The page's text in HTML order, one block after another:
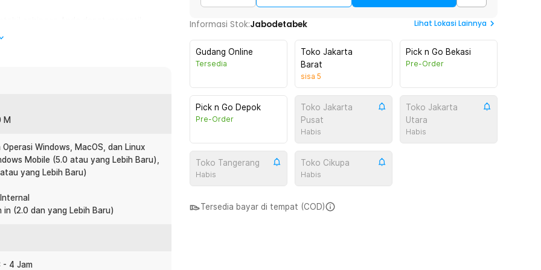
dan keyboard siap digunakan
terlihat lebih rapi dan memberikan
ringan sehingga membantu
menjadi lebih nyaman baik
dalam waktu lama. Ketika daya
yang tersedia sehingga tidak perlu
sehingga keyboard dapat segera
laptop, komputer, tablet, hingga
macOS, Linux, Android, hingga
M
Windows, MacOS, dan Linux
Mobile (5.0 atau yang Lebih Baru),
yang Lebih Baru)
in (2.0 dan yang Lebih Baru)
- 4 Jam
Informasi Stok:Jabodetabek Lihat Lokasi Lainnya
Gudang Online
Tersedia
Toko Jakarta
Barat
sisa 5
Pick n Go Bekasi
Pre-Order
Pick n Go Depok
Pre-Order
Toko Jakarta
Pusat
Habis
Toko Jakarta
Utara
Habis
Toko Tangerang
Habis
Toko Cikupa
Habis
Tersedia bayar di tempat (COD)